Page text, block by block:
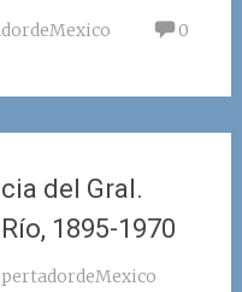
0
del Gral.
1895-1970